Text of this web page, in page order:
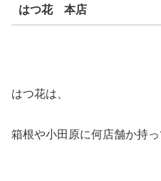
はつ花 本店
はつ花は、
箱根や小田原に何店舗か持